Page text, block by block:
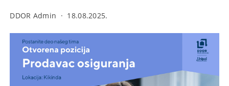
DDOR Admin · 18.08.2025.